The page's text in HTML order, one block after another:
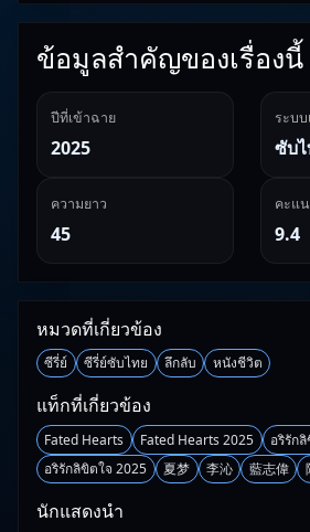
ข้อมูลสำคัญของเรื่องนี้
ปีที่เข้าฉาย
2025
ระบบ
ซับ
ความยาว
45
คะแ
9.4
หมวดที่เกี่ยวข้อง
ซีรี่ย์ ซีรี่ย์ซับไทย ลึกลับ หนังชีวิต
แท็กที่เกี่ยวข้อง
Fated Hearts Fated Hearts 2025
อริรัก
อริรักลิขิตใจ 2025
夏梦 李沁 藍志偉
นักแสดงนำ